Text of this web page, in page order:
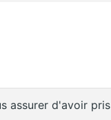
assurer d'avoir pris